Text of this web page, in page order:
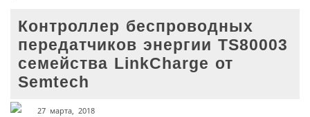
Контроллер беспроводных
передатчиков энергии TS80003
семейства LinkCharge от
Semtech
27 марта, 2018